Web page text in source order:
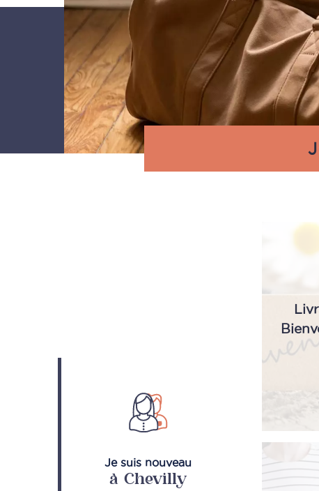
Je suis nouveau
à Chevilly